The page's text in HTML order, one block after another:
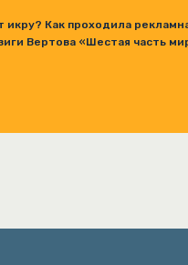
икру? Как проходила
Вертова «Шестая часть